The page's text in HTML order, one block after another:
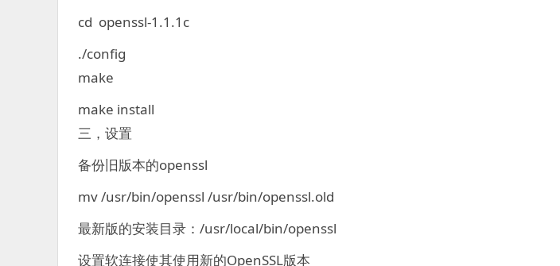
cd openssl-1.1.1c
./config
make
make install
三，设置
备份旧版本的openssl
mv /usr/bin/openssl /usr/bin/openssl.old
最新版的安装目录：/usr/local/bin/openssl
设置软连接使其使用新的OpenSSL版本